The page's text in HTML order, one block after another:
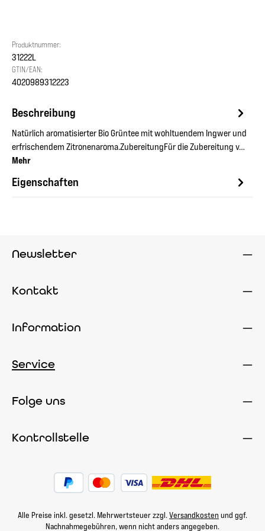
Produktnummer:
31222L
GTIN/EAN:
4020989312223
Beschreibung
Natürlich aromatisierter Bio Grüntee mit wohltuendem Ingwer und
erfrischendem Zitronenaroma.ZubereitungFür die Zubereitung v…
Mehr
Eigenschaften
Newsletter
Kontakt
Information
Service
Folge uns
Kontrollstelle
Alle Preise inkl. gesetzl. Mehrwertsteuer zzgl. Versandkosten und ggf.
Nachnahmegebühren, wenn nicht anders angegeben.